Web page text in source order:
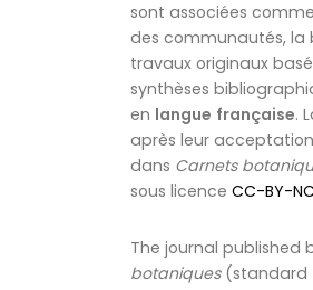
sont associées
des communautés, la
travaux originaux
synthèses
en langue française.
après leur
dans Carnets
sous licence CC-BY-
The journal published
botaniques (standard